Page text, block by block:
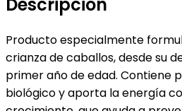
Descripción
Producto especialmente
crianza de caballos, desde su
primer año de edad. Contiene
biológico y aporta la energía